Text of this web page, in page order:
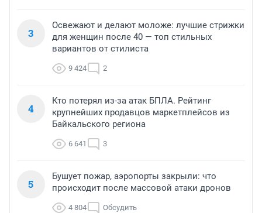
3
Освежают и делают моложе: лучшие стрижки
для женщин после 40 — топ стильных
вариантов от стилиста
9 424 2
4
Кто потерял из-за атак БПЛА. Рейтинг
крупнейших продавцов маркетплейсов из
Байкальского региона
6 641 3
5
Бушует пожар, аэропорты закрыли: что
происходит после массовой атаки дронов
4 804 Обсудить